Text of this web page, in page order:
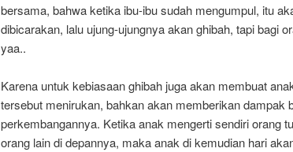
bersama, bahwa ketika ibu-ibu sudah mengumpul, itu
dibicarakan, lalu ujung-ujungnya akan ghibah, tapi bagi
yaa..
Karena untuk kebiasaan ghibah juga akan membuat
tersebut menirukan, bahkan akan memberikan dampak
perkembangannya. Ketika anak mengerti sendiri orang
orang lain di depannya, maka anak di kemudian hari